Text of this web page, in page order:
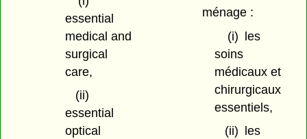
essential
medical and
surgical
care,
(ii)
essential
optical
ménage :
(i) les
soins
médicaux et
chirurgicaux
essentiels,
(ii)
les